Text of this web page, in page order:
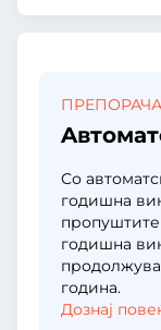
Со
годишна
пропуштите
годишна
година.
Дознај